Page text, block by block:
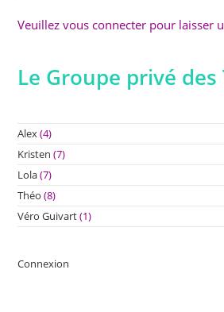
Veuillez vous connecter pour laisser
Le Groupe privé des
Alex(4)
Kristen (7)
Lola(7)
Théo (8)
Véro Guivart(1)
Connexion